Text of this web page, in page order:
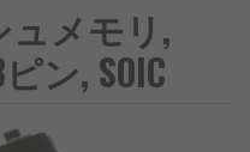
ュメモリ,
ン, SOIC